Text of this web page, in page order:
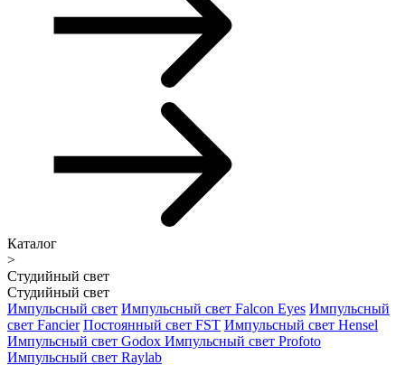
Каталог
>
Студийный свет
Студийный свет
Импульсный свет Импульсный свет Falcon Eyes Импульсный
свет Fancier Постоянный свет FST Импульсный свет Hensel
Импульсный свет Godox Импульсный свет Profoto
Импульсный свет Raylab